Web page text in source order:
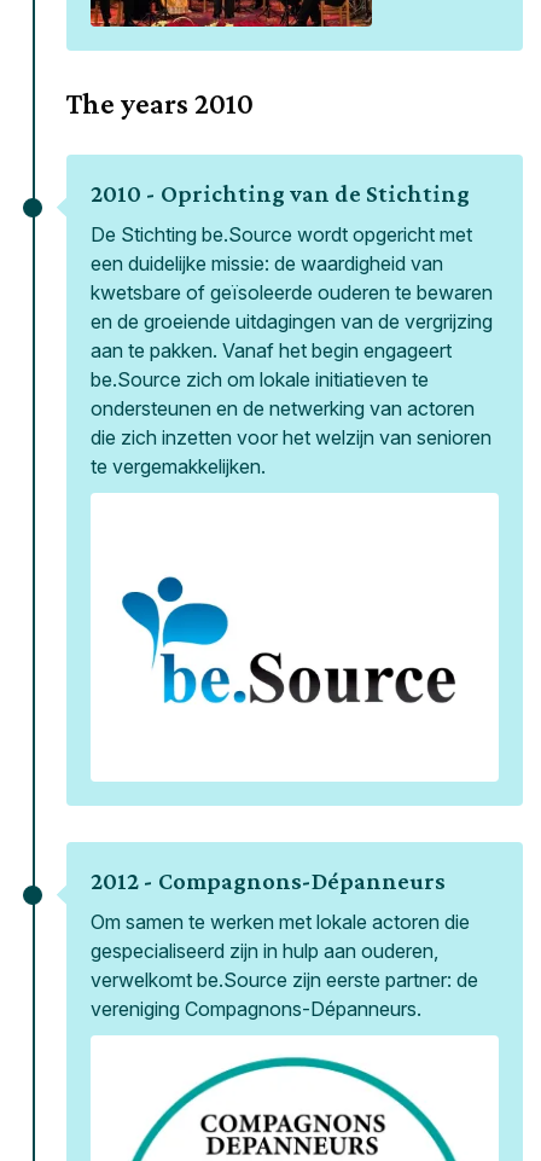
The years 2010
2010 - Oprichting van de Stichting
De Stichting be.Source wordt opgericht met
een duidelijke missie: de waardigheid van
kwetsbare of geïsoleerde ouderen te bewaren
en de groeiende uitdagingen van de vergrijzing
aan te pakken. Vanaf het begin engageert
be.Source zich om lokale initiatieven te
ondersteunen en de netwerking van actoren
die zich inzetten voor het welzijn van senioren
te vergemakkelijken.
2012 - Compagnons-Dépanneurs
Om samen te werken met lokale actoren die
gespecialiseerd zijn in hulp aan ouderen,
verwelkomt be.Source zijn eerste partner: de
vereniging Compagnons-Dépanneurs.